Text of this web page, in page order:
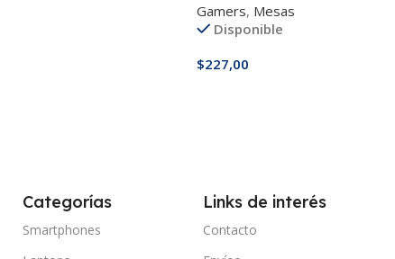
Gamers, Mesas
Disponible
$227,00
Categorías
Smartphones
Links de interés
Contacto